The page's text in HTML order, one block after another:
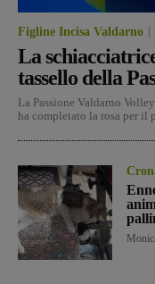
Figline Incisa Valdarno
La
tassello della
La Passione Valdarno
ha completato la rosa per il